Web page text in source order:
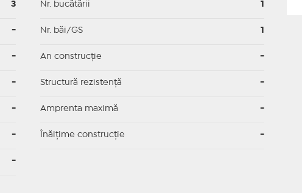
3
-
-
-
-
-
-
Nr. bucătării
Nr. băi/GS
An construcție -
Structură rezistență -
Amprenta maximă -
Înălțime construcție -